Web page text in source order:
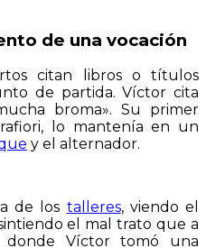
de una vocación
citan libros o títulos
de partida. Víctor cita
broma». Su primer
lo mantenía en un
y el alternador.
de los talleres, viendo el
el mal trato que a
donde Víctor tomó una